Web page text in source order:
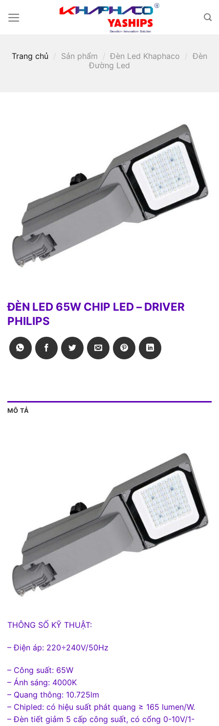
Trang chủ / Sản phẩm / Đèn Led Khaphaco / Đèn
Đường Led
ĐÈN LED 65W CHIP LED – DRIVER
PHILIPS
MÔ TẢ
THÔNG SỐ KỸ THUẬT:
– Điện áp: 220÷240V/50Hz
– Công suất: 65W
– Ánh sáng: 4000K
– Quang thông: 10.725lm
– Chipled: có hiệu suất phát quang ≥ 165 lumen/W.
– Đèn tiết giảm 5 cấp công suất, có cổng 0-10V/1-